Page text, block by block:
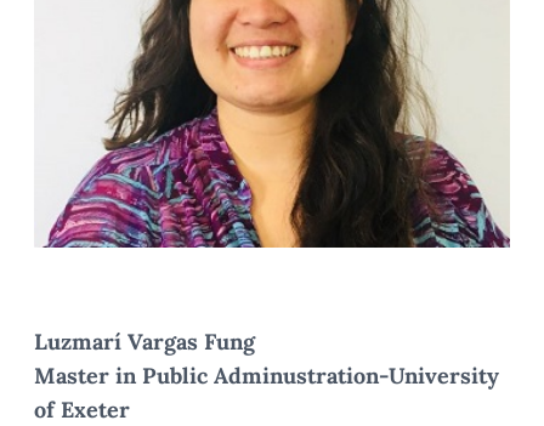
Luzmarí Vargas Fung
Master in Public Adminustration-University
of Exeter